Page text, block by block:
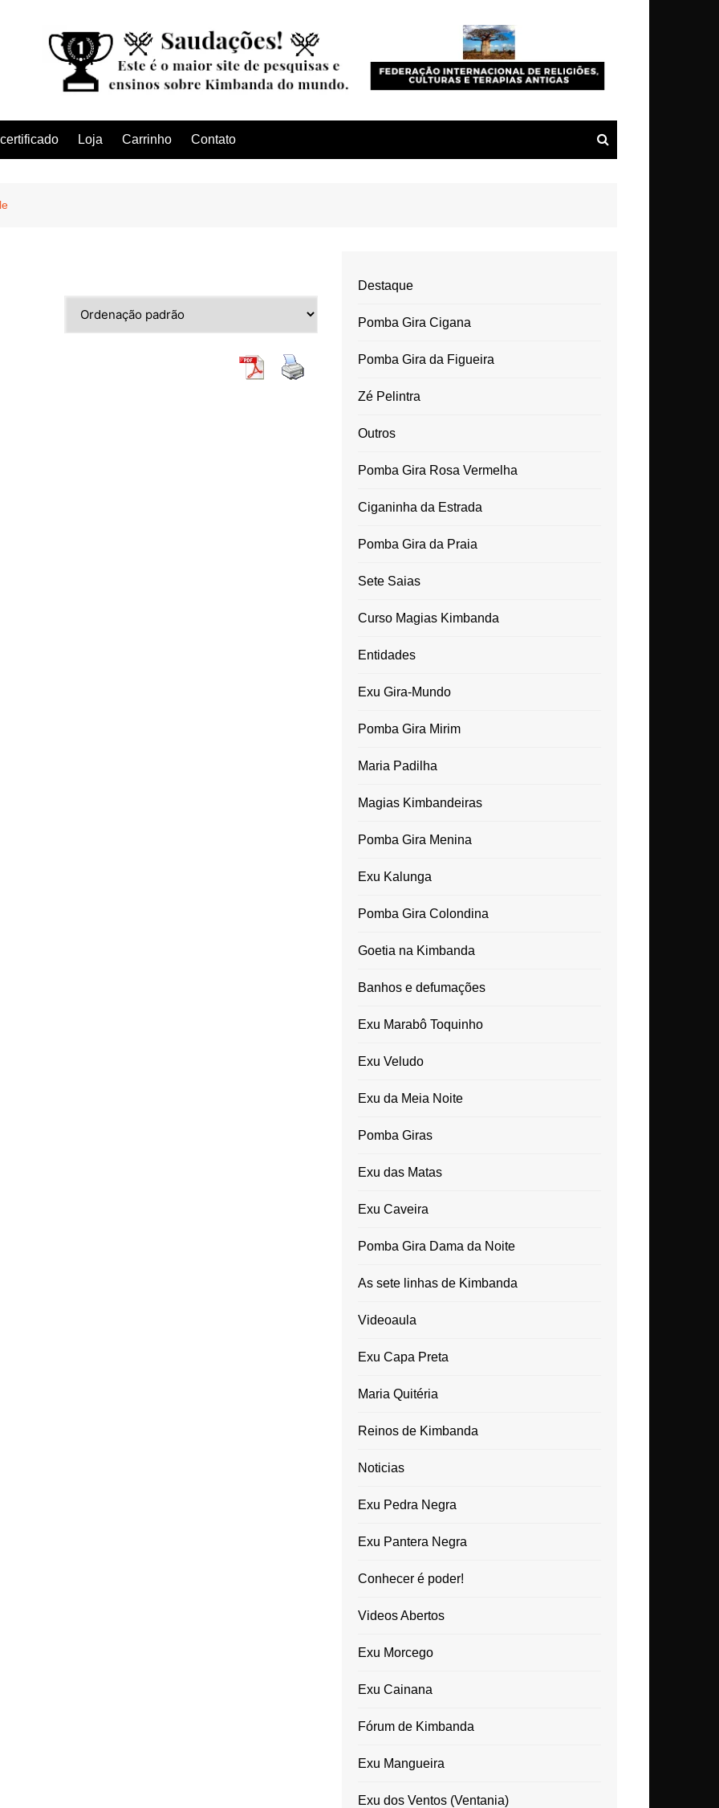
Loja Carrinho Contato
Destaque
Pomba Gira Cigana
Pomba Gira da Figueira
Zé Pelintra
Outros
Pomba Gira Rosa Vermelha
Ciganinha da Estrada
Pomba Gira da Praia
Sete Saias
Curso Magias Kimbanda
Entidades
Exu Gira-Mundo
Pomba Gira Mirim
Maria Padilha
Magias Kimbandeiras
Pomba Gira Menina
Exu Kalunga
Pomba Gira Colondina
Goetia na Kimbanda
Banhos e defumações
Exu Marabô Toquinho
Exu Veludo
Exu da Meia Noite
Pomba Giras
Exu das Matas
Exu Caveira
Pomba Gira Dama da Noite
As sete linhas de Kimbanda
Videoaula
Exu Capa Preta
Maria Quitéria
Reinos de Kimbanda
Noticias
Exu Pedra Negra
Exu Pantera Negra
Conhecer é poder!
Videos Abertos
Exu Morcego
Exu Cainana
Fórum de Kimbanda
Exu Mangueira
Exu dos Ventos (Ventania)